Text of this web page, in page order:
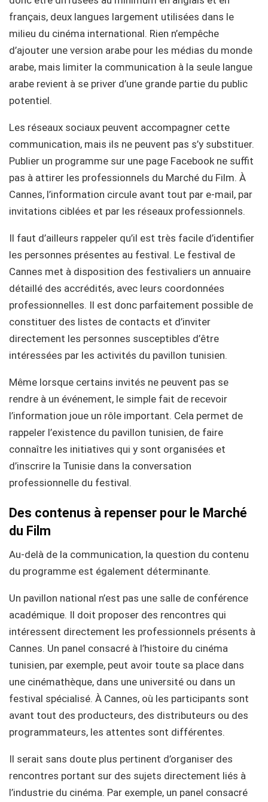
français, deux langues largement utilisées dans le
milieu du cinéma international. Rien n’empêche
d’ajouter une version arabe pour les médias du monde
arabe, mais limiter la communication à la seule langue
arabe revient à se priver d’une grande partie du public
potentiel.
Les réseaux sociaux peuvent accompagner cette
communication, mais ils ne peuvent pas s’y substituer.
Publier un programme sur une page Facebook ne suffit
pas à attirer les professionnels du Marché du Film. À
Cannes, l’information circule avant tout par e-mail, par
invitations ciblées et par les réseaux professionnels.
Il faut d’ailleurs rappeler qu’il est très facile d’identifier
les personnes présentes au festival. Le festival de
Cannes met à disposition des festivaliers un annuaire
détaillé des accrédités, avec leurs coordonnées
professionnelles. Il est donc parfaitement possible de
constituer des listes de contacts et d’inviter
directement les personnes susceptibles d’être
intéressées par les activités du pavillon tunisien.
Même lorsque certains invités ne peuvent pas se
rendre à un événement, le simple fait de recevoir
l’information joue un rôle important. Cela permet de
rappeler l’existence du pavillon tunisien, de faire
connaître les initiatives qui y sont organisées et
d’inscrire la Tunisie dans la conversation
professionnelle du festival.
Des contenus à repenser pour le Marché
du Film
Au-delà de la communication, la question du contenu
du programme est également déterminante.
Un pavillon national n’est pas une salle de conférence
académique. Il doit proposer des rencontres qui
intéressent directement les professionnels présents à
Cannes. Un panel consacré à l’histoire du cinéma
tunisien, par exemple, peut avoir toute sa place dans
une cinémathèque, dans une université ou dans un
festival spécialisé. À Cannes, où les participants sont
avant tout des producteurs, des distributeurs ou des
programmateurs, les attentes sont différentes.
Il serait sans doute plus pertinent d’organiser des
rencontres portant sur des sujets directement liés à
l’industrie du cinéma. Par exemple, un panel consacré